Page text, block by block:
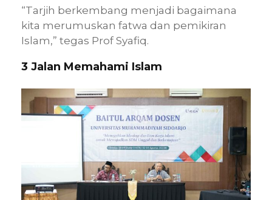
“Tarjih berkembang menjadi bagaimana
kita merumuskan fatwa dan pemikiran
Islam,” tegas Prof Syafiq.
3 Jalan Memahami Islam